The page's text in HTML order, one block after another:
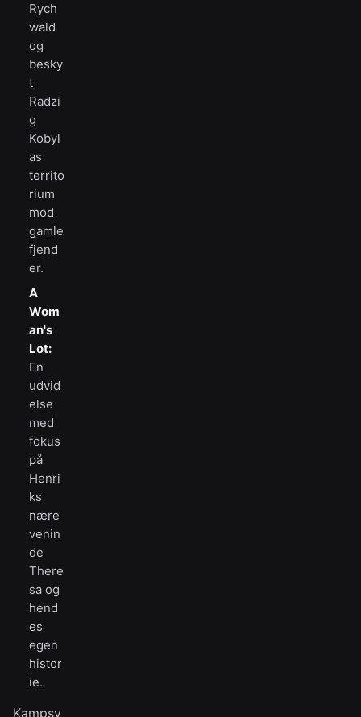
Rych
wald
og
besky
t
Radzi
g
Kobyl
as
territo
rium
mod
gamle
fjend
er.
A
Wom
an's
Lot:
En
udvid
else
med
fokus
på
Henri
ks
nære
venin
de
There
sa og
hend
es
egen
histor
ie.
Kampsy